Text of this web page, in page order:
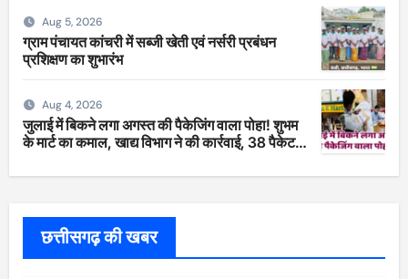
Aug 5, 2026
ग्राम पंचायत कांचरी में सब्जी खेती एवं नर्सरी प्रबंधन
प्रशिक्षण का शुभारंभ
Aug 4, 2026
जुलाई में बिकने लगा अगस्त की पैकेजिंग वाला पोहा! शुभम
के मार्ट का कमाल, खाद्य विभाग ने की कार्रवाई, 38 पैकेट
छत्तीसगढ़ की खबर